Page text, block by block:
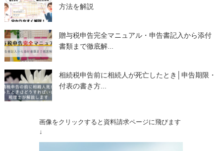
方法を解説
贈与税申告完全マニュアル・申告書記入から添付
書類まで徹底解...
相続税申告前に相続人が死亡したとき│申告期限・
付表の書き方...
画像をクリックすると資料請求ページに飛びます
↓